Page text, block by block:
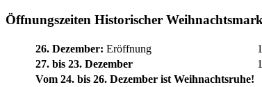
Öffnungszeiten Historischer
26. Dezember: Eröffnung
27. bis 23. Dezember
Vom 24. bis 26. Dezember ist Weihnachtsruhe!